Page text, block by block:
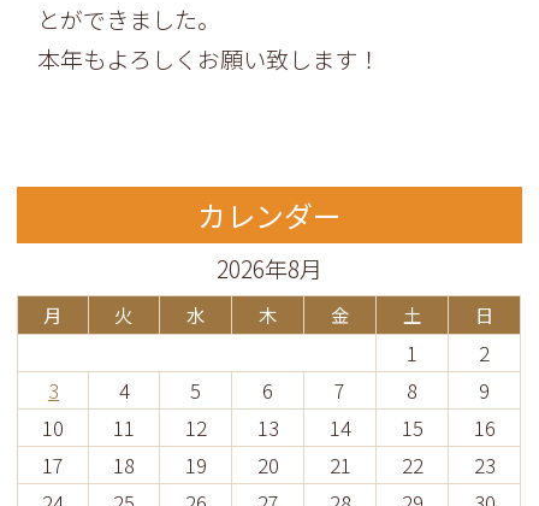
とができました。
本年もよろしくお願い致します！
カレンダー
2026年8月
月 火 水 木 金 土 日
1
2
3
4 5 6 7 8
9
10
11 12 13 14 15
16
17
18 19 20 21 22
23